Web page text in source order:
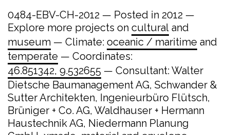
0484-EBV-CH-2012 — Posted in 2012 —
Explore more projects on cultural and
museum — Climate: oceanic / maritime and
temperate — Coordinates:
46.851342, 9.532655 — Consultant: Walter
Dietsche Baumanagement AG, Schwander &
Sutter Architekten, Ingenieurbüro Flütsch,
Brüniger + Co. AG, Waldhauser + Hermann
Haustechnik AG, Niedermann Planung